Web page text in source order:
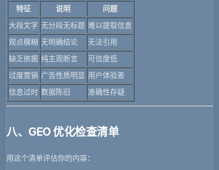
特征 说明
问题
大段文字 无分段无标题 难以提取信息
观点模糊 无明确结论
无法引用
缺乏依据 纯主观断言
可信度低
过度营销 广告性质明显 用户体验差
信息过时 数据陈旧 准确性存疑
八、GEO 优化检查清单
用这个清单评估你的内容：